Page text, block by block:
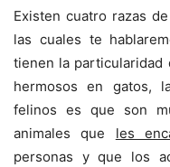
Existen cuatro razas
las cuales te
tienen la particularidad
hermosos en gatos,
felinos es que son
animales que les
personas y que los